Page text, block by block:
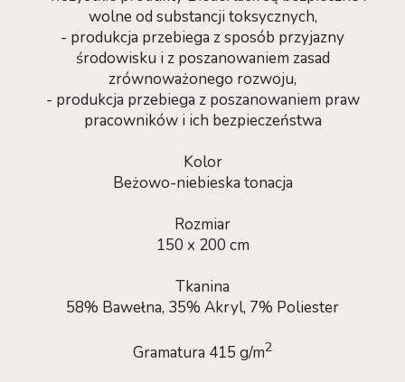
wolne od substancji toksycznych,
- produkcja przebiega z sposób przyjazny
środowisku i z poszanowaniem zasad
zrównoważonego rozwoju,
- produkcja przebiega z poszanowaniem praw
pracowników i ich bezpieczeństwa
Kolor
Beżowo-niebieska tonacja
Rozmiar
150 x 200 cm
Tkanina
58% Bawełna, 35% Akryl, 7% Poliester
Gramatura 415 g/m2